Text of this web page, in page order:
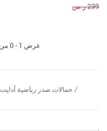
239 ر.س
عرض 1 - 0 من إجمالي 4 المنتجات
/ حمالات صدر رياضية أداپت